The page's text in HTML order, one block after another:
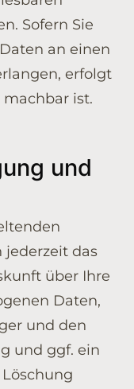
Sofern Sie
an einen
erfolgt
ist.
und
das
über Ihre
Daten,
und den
und ggf. ein